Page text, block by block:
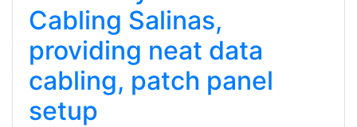
Cabling Salinas,
providing neat data
cabling, patch panel
setup